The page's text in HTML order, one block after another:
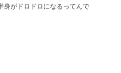
身がドロドロになるってんで